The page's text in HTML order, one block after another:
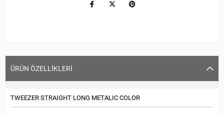
ÜRÜN ÖZELLIKLERI
TWEEZER STRAIGHT LONG METALIC COLOR